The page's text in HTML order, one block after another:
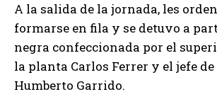
A la salida de la jornada, les
formarse en fila y se detuvo a
negra confeccionada por el
la planta Carlos Ferrer y el jefe
Humberto Garrido.